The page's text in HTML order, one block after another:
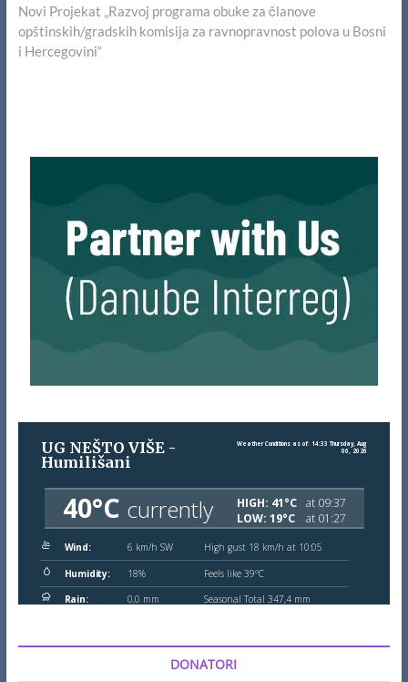
post:
Novi Projekat „Razvoj programa obuke za članove
opštinskih/gradskih komisija za ravnopravnost polova u Bosni
i Hercegovini“
DONATORI